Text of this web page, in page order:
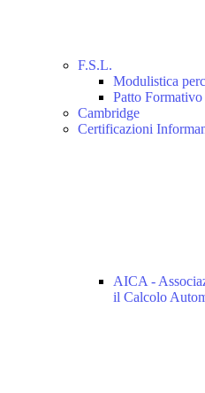
F.S.L.
Modulistica
Patto
Cambridge
Certificazioni
AICA -
il Calcolo